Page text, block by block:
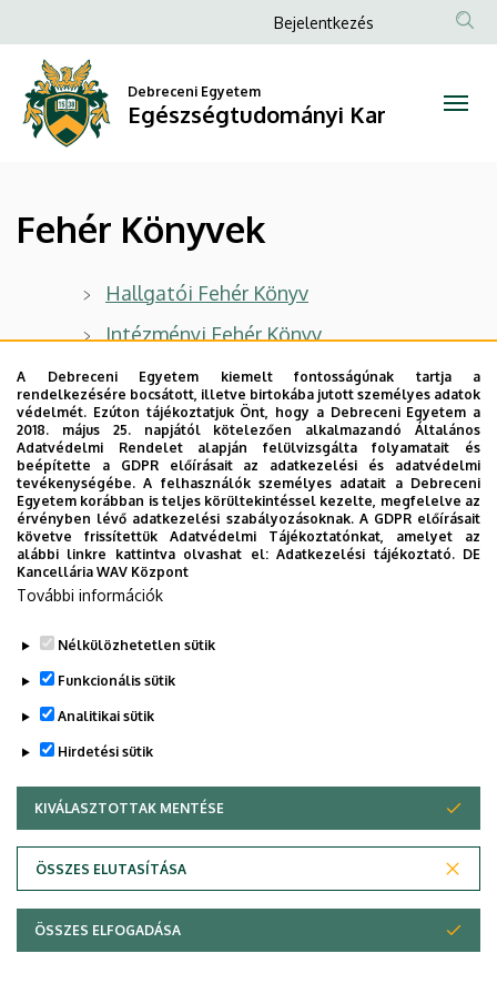
Könyvek
Egészségtudományi
a
tartalomra
Anonim
menüje
Bejelentkezés
Debreceni Egyetem
Egészségtudományi Kar
Fehér Könyvek
Hallgatói Fehér Könyv
Intézményi Fehér Könyv
Kisvárda és Térsége Szociális Szolgálat
Fehér Könyv
Magdaléneum Fehér Könyv
Nyíregyházi Családsegítő- és
Gyermekjóléti Központ Fehér Könyv
Schweitzer Albert Református
Szeretetotthon Fehér Könyv
Legutóbbi frissítés:
Adatvédelem
Copyright © 2026 Unideb
A Debreceni Egyetem kiemelt fontosságúnak tartja a
rendelkezésére bocsátott, illetve birtokába jutott személyes adatok
védelmét. Ezúton tájékoztatjuk Önt, hogy a Debreceni Egyetem a
2018. május 25. napjától kötelezően alkalmazandó Általános
Adatvédelmi Rendelet alapján felülvizsgálta folyamatait és
beépítette a GDPR előírásait az adatkezelési és adatvédelmi
tevékenységébe. A felhasználók személyes adatait a Debreceni
Egyetem korábban is teljes körültekintéssel kezelte, megfelelve az
érvényben lévő adatkezelési szabályozásoknak. A GDPR előírásait
követve frissítettük Adatvédelmi Tájékoztatónkat, amelyet az
alábbi linkre kattintva olvashat el:Adatkezelési tájékoztató. DE
Kancellária WAV Központ
További információk
Nélkülözhetetlen sütik
Funkcionális sütik
Analitikai sütik
Hirdetési sütik
KIVÁLASZTOTTAK MENTÉSE
ÖSSZES ELUTASÍTÁSA
WITHDRAW CONSENT
ÖSSZES ELFOGADÁSA